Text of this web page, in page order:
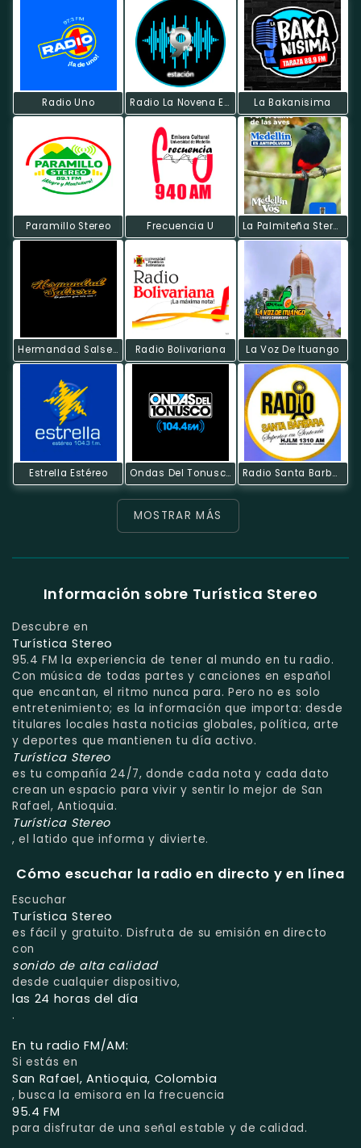
Radio Uno Radio La Novena Estacion La Bakanisima
Paramillo Stereo Frecuencia U La Palmiteña Stereo
Hermandad Salsera Radio Bolivariana La Voz De Ituango
Estrella Estéreo Ondas Del Tonusco Radio Santa Barbara
MOSTRAR MÁS
Información sobre Turística Stereo
Descubre en
Turística Stereo
95.4 FM la experiencia de tener al mundo en tu radio.
Con música de todas partes y canciones en español
que encantan, el ritmo nunca para. Pero no es solo
entretenimiento; es la información que importa: desde
titulares locales hasta noticias globales, política, arte
y deportes que mantienen tu día activo.
Turística Stereo
es tu compañía 24/7, donde cada nota y cada dato
crean un espacio para vivir y sentir lo mejor de San
Rafael, Antioquia.
Turística Stereo
, el latido que informa y divierte.
Cómo escuchar la radio en directo y en línea
Escuchar
Turística Stereo
es fácil y gratuito. Disfruta de su emisión en directo
con
sonido de alta calidad
desde cualquier dispositivo,
las 24 horas del día
.
En tu radio FM/AM:
Si estás en
San Rafael, Antioquia, Colombia
, busca la emisora en la frecuencia
95.4 FM
para disfrutar de una señal estable y de calidad.